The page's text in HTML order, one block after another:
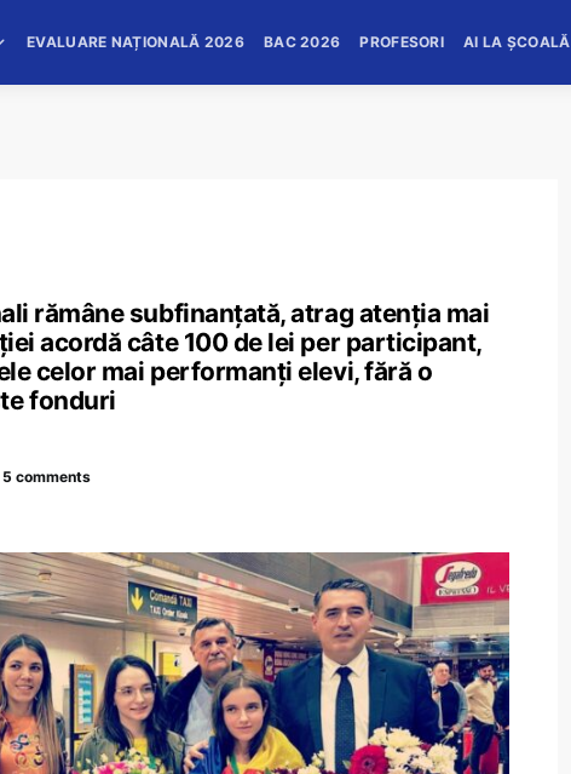
EVALUARE NAȚIONALĂ 2026 BAC 2026 PROFESORI AI LA ȘCOALĂ
rămâne subfinanțată, atrag atenția mai
acordă câte 100 de lei per participant,
celor mai performanți elevi, fără o
fonduri
5 comments